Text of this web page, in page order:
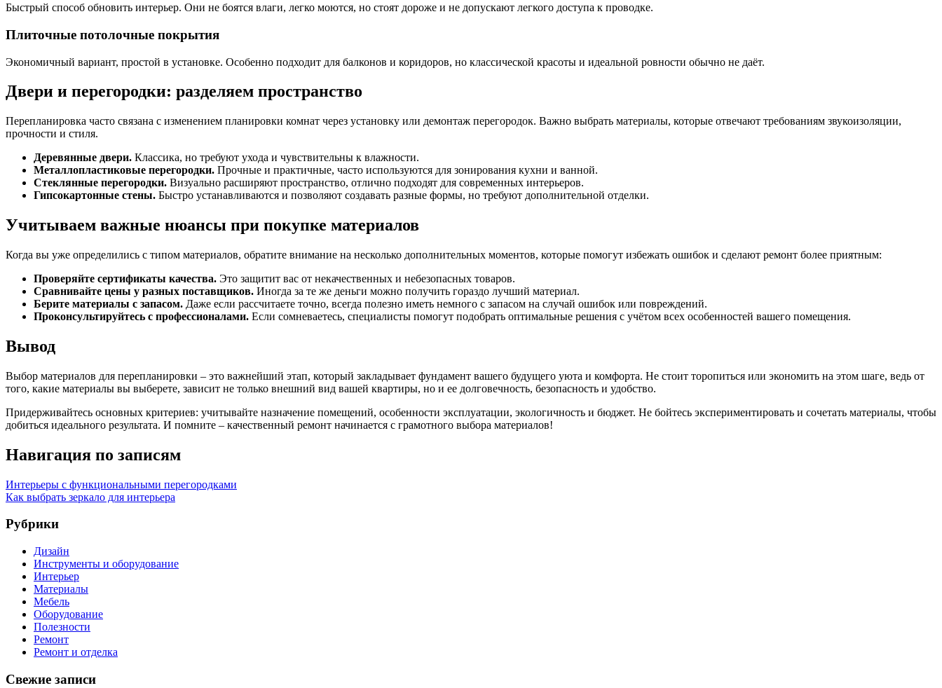
Быстрый способ обновить интерьер. Они не боятся влаги, легко моются, но стоят дороже и не допускают легкого доступа к проводке.
Плиточные потолочные покрытия
Экономичный вариант, простой в установке. Особенно подходит для балконов и коридоров, но классической красоты и идеальной ровности обычно не даёт.
Двери и перегородки: разделяем пространство
Перепланировка часто связана с изменением планировки комнат через установку или демонтаж перегородок. Важно выбрать материалы, которые отвечают требованиям звукоизоляции,
прочности и стиля.
Деревянные двери. Классика, но требуют ухода и чувствительны к влажности.
Металлопластиковые перегородки. Прочные и практичные, часто используются для зонирования кухни и ванной.
Стеклянные перегородки. Визуально расширяют пространство, отлично подходят для современных интерьеров.
Гипсокартонные стены. Быстро устанавливаются и позволяют создавать разные формы, но требуют дополнительной отделки.
Учитываем важные нюансы при покупке материалов
Когда вы уже определились с типом материалов, обратите внимание на несколько дополнительных моментов, которые помогут избежать ошибок и сделают ремонт более приятным:
Проверяйте сертификаты качества. Это защитит вас от некачественных и небезопасных товаров.
Сравнивайте цены у разных поставщиков. Иногда за те же деньги можно получить гораздо лучший материал.
Берите материалы с запасом. Даже если рассчитаете точно, всегда полезно иметь немного с запасом на случай ошибок или повреждений.
Проконсультируйтесь с профессионалами. Если сомневаетесь, специалисты помогут подобрать оптимальные решения с учётом всех особенностей вашего помещения.
Вывод
Выбор материалов для перепланировки – это важнейший этап, который закладывает фундамент вашего будущего уюта и комфорта. Не стоит торопиться или экономить на этом шаге, ведь от
того, какие материалы вы выберете, зависит не только внешний вид вашей квартиры, но и ее долговечность, безопасность и удобство.
Придерживайтесь основных критериев: учитывайте назначение помещений, особенности эксплуатации, экологичность и бюджет. Не бойтесь экспериментировать и сочетать материалы, чтобы
добиться идеального результата. И помните – качественный ремонт начинается с грамотного выбора материалов!
Навигация по записям
Интерьеры с функциональными перегородками
Как выбрать зеркало для интерьера
Рубрики
Дизайн
Инструменты и оборудование
Интерьер
Материалы
Мебель
Оборудование
Полезности
Ремонт
Ремонт и отделка
Свежие записи